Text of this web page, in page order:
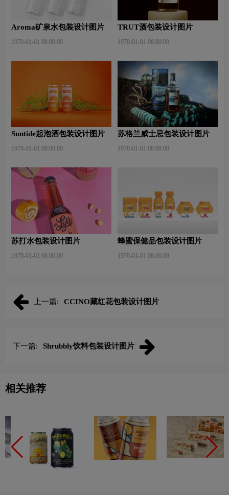
Aroma矿泉水包装设计图片
1970-01-01 08:00:00
TRUT酒包装设计图片
1970-01-01 08:00:00
Suntide起泡酒包装设计图片
1970-01-01 08:00:00
苏格兰威士忌包装设计图片
1970-01-01 08:00:00
苏打水包装设计图片
1970-01-01 08:00:00
蜂蜜保健品包装设计图片
1970-01-01 08:00:00
上一篇: CCINO藏红花包装设计图片
下一篇: Shrubbly饮料包装设计图片
相关推荐